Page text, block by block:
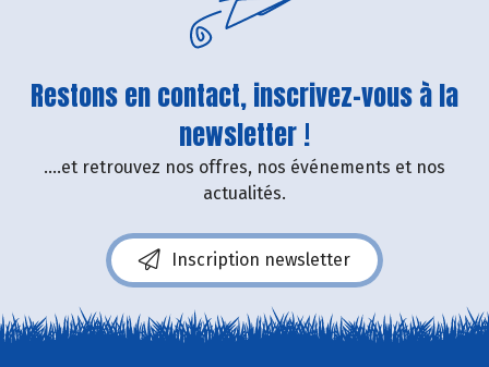
Restons en contact, inscrivez-vous à la
newsletter !
....et retrouvez nos offres, nos événements et nos
actualités.
Inscription newsletter